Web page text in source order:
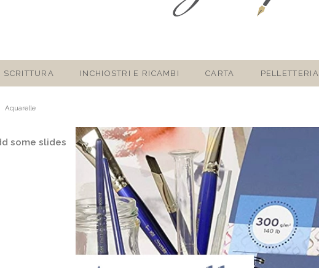
SCRITTURA INCHIOSTRI E RICAMBI CARTA PELLETTERIA
some slides
Aquarelle